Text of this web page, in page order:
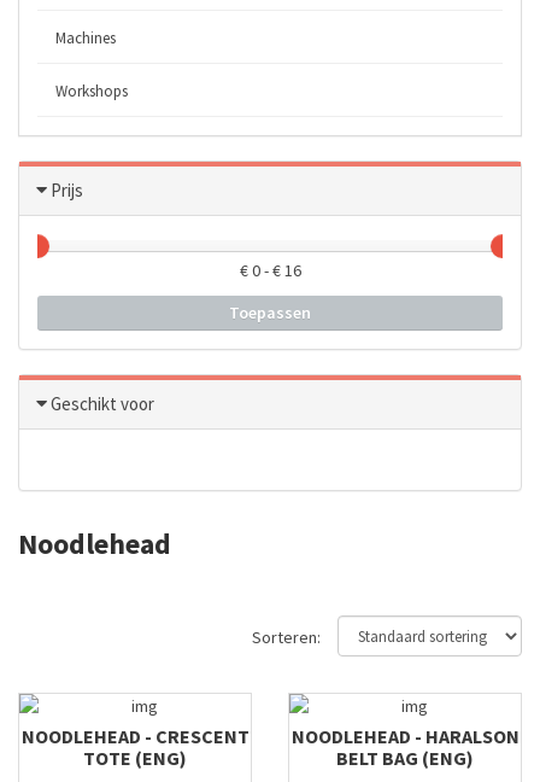
Machines
Workshops
Prijs
€0- €16
Toepassen
Geschikt voor
Noodlehead
Sorteren:
NOODLEHEAD - CRESCENT
TOTE (ENG)
NOODLEHEAD - HARALSON
BELT BAG (ENG)